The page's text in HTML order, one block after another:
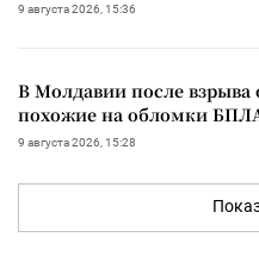
9 августа 2026, 15:36
В Молдавии после
похожие на обломки
9 августа 2026, 15:28